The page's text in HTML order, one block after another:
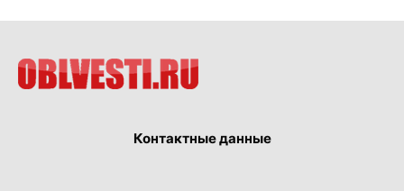
Контактные данные